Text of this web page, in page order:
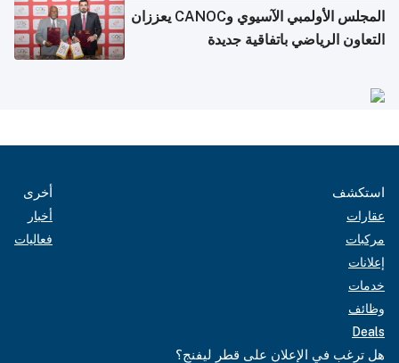
المجلس الأولمبي الآسيوي وCANOC يعززان
التعاون الرياضي باتفاقية جديدة
استكشف
عقارات
مركبات
إعلانات
خدمات
وظائف
Deals
أخرى
أخبار
فعاليات
هل ترغب في الإعلان على قطر ليفنج؟